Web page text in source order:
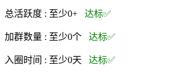
总活跃度 : 至少0+ 达标✅
加群数量 : 至少0个 达标✅
入圈时间 : 至少0天 达标✅